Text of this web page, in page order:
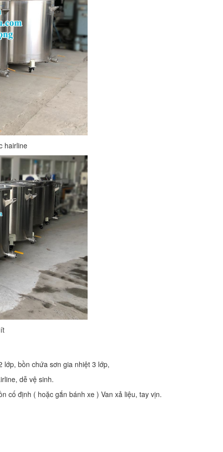
hairline
bồn chứa sơn gia nhiệt 3 lớp,
dễ vệ sinh.
cố định ( hoặc gắn bánh xe ) Van xả liệu, tay vịn.